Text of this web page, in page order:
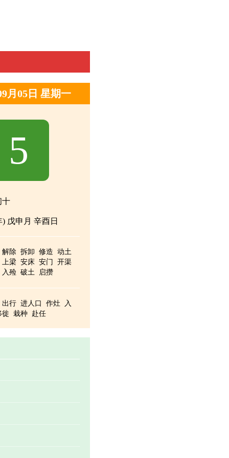
月05日 星期一
5
十
戊申月 辛酉日
解除 拆卸 修造 动土
上梁 安床 安门
开渠
入殓 破土 启攒
出行 进人口 作灶
入
徙 栽种 赴任